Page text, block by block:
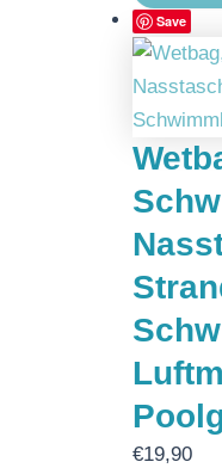
Save
€19,90